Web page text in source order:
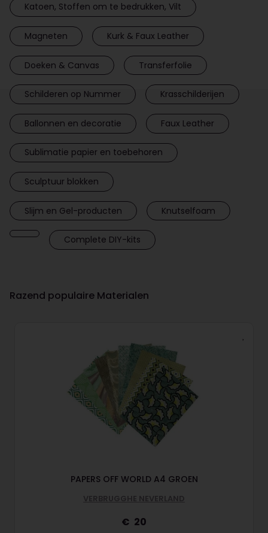
Katoen, Stoffen om te bedrukken, Vilt
Magneten Kurk & Faux Leather
Doeken & Canvas Transferfolie
Schilderen op Nummer Krasschilderijen
Ballonnen en decoratie Faux Leather
Sublimatie papier en toebehoren
Sculptuur blokken
Slijm en Gel-producten Knutselfoam
Complete DIY-kits
Razend populaire Materialen
PAPERS OFF WORLD A4 GROEN
VERBRUGGHE NEVERLAND
20